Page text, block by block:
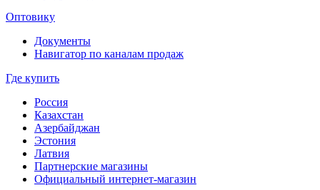
Оптовику
Документы
Навигатор по каналам продаж
Где купить
Россия
Казахстан
Азербайджан
Эстония
Латвия
Партнерские магазины
Официальный интернет-магазин